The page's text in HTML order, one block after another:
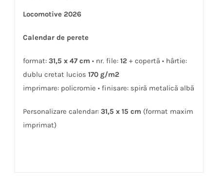
Locomotive 2026
Calendar de perete
format: 31,5 x 47 cm • nr. file: 12+ copertă • hârtie:
dublu cretat lucios 170 g/m2
imprimare: policromie • finisare: spiră metalică albă
Personalizare calendar: 31,5 x 15 cm (format maxim
imprimat)